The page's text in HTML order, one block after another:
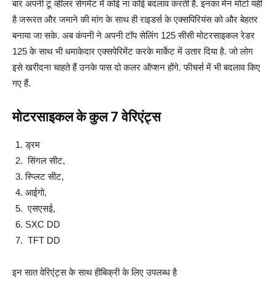
बार अपनी टू व्हीलर सेगमेंट में कोई ना कोई बदलाव करती है. इनका मेन मोटो यही
है जरूरत और जमाने की मांग के साथ ही राइडर्स के एक्सपिरियंस को और बेहतर
बनाया जा सके. अब कंपनी ने अपनी टॉप सेलिंग 125 सीसी मोटरसाइकल रेडर
125 के साथ भी धमाकेदार एक्सपेरिमेंट करके मार्केट में उतार दिया है. जो लोग
इसे खरीदना चाहते हैं उनके पास दो कलर ऑप्शन होंगे. फीचर्स में भी बदलाव किए
गए हैं.
मोटरसाइकल के कुल 7 वेरिएंट्स
ड्रम
सिंगल सीट,
स्प्लिट सीट,
आईगो,
एसएसई,
SXC DD
TFT DD
इन सात वेरिएंट्स के साथ हीबिक्री के लिए उपलब्ध है